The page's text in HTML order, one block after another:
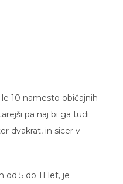
pa naj bi ga tudi
dvakrat, in sicer v